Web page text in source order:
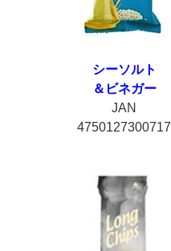
シーソルト
＆ビネガー
JAN
4750127300717